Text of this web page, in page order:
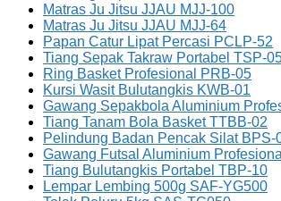
Matras Ju Jitsu JJAU MJJ-100
Matras Ju Jitsu JJAU MJJ-64
Papan Catur Lipat Percasi PCLP-52
Tiang Sepak Takraw Portabel TSP-
Ring Basket Profesional PRB-05
Kursi Wasit Bulutangkis KWB-01
Gawang Sepakbola Aluminium
Tiang Tanam Bola Basket TTBB-02
Pelindung Badan Pencak Silat BPS-
Gawang Futsal Aluminium
Tiang Bulutangkis Portabel TBP-10
Lempar Lembing 500g SAF-YG500